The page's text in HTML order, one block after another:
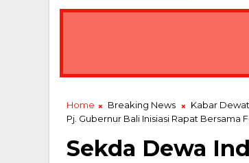
Home Breaking News Kabar
Pj. Gubernur Bali Inisiasi Rapat Bersama
Sekda Dewa